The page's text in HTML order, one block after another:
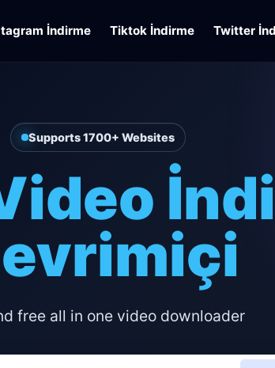
İndirme Tiktok İndirme Twitter
Supports 1700+ Websites
free all in one video downloader